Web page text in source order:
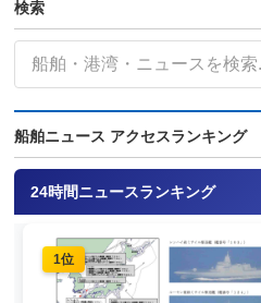
検索
船舶ニュース アクセスランキング
24時間ニュースランキング
1位